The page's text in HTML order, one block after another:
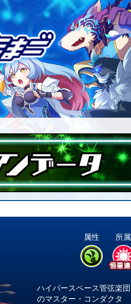
属性 所属
ハイパースペース管弦楽団
のマスター・コンダクタ